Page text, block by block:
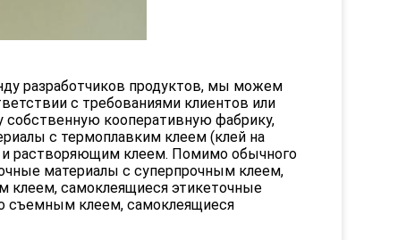
разработчиков продуктов, мы можем
с требованиями клиентов или
собственную кооперативную фабрику,
с термоплавким клеем (клей на
и растворяющим клеем. Помимо обычного
материалы с суперпрочным клеем,
клеем, самоклеящиеся этикеточные
съемным клеем, самоклеящиеся